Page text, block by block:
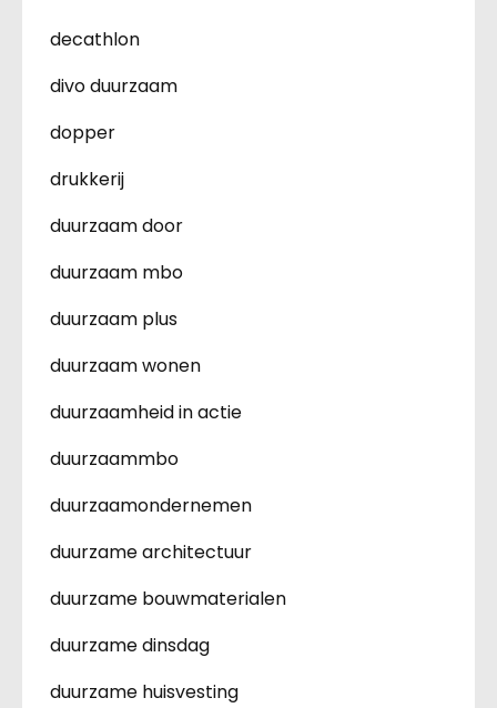
decathlon
divo duurzaam
dopper
drukkerij
duurzaam door
duurzaam mbo
duurzaam plus
duurzaam wonen
duurzaamheid in actie
duurzaammbo
duurzaamondernemen
duurzame architectuur
duurzame bouwmaterialen
duurzame dinsdag
duurzame huisvesting